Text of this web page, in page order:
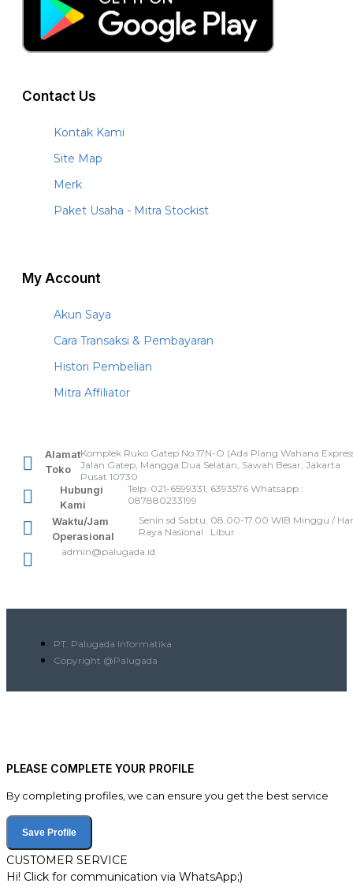
Contact Us
Kontak Kami
Site Map
Merk
Paket Usaha - Mitra Stockist
My Account
Akun Saya
Cara Transaksi & Pembayaran
Histori Pembelian
Mitra Affiliator
Alamat
Toko
Komplek Ruko Gatep No.17N-O (Ada Plang Wahana
Jalan Gatep, Mangga Dua Selatan, Sawah Besar, Jakarta
Pusat 10730
Hubungi
Kami
Telp: 021-6599331, 6393576 Whatsapp :
087880233199
Waktu/Jam
Operasional
Senin sd Sabtu, 08.00-17.00 WIB Minggu /
Raya Nasional : Libur
admin@palugada.id
PT. Palugada Informatika
Copyright @Palugada
PLEASE COMPLETE YOUR PROFILE
By completing profiles, we can ensure you get the best service
Save Profile
CUSTOMER SERVICE
Hi! Click for communication via WhatsApp;)